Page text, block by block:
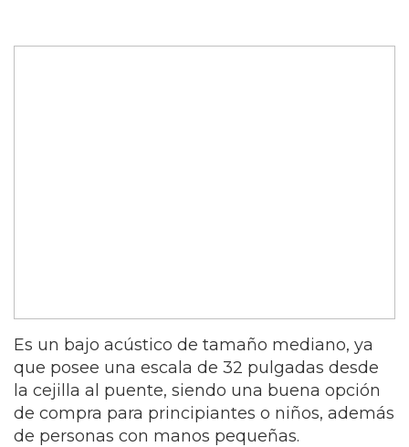
Es un bajo acústico de tamaño mediano, ya
que posee una escala de 32 pulgadas desde
la cejilla al puente, siendo una buena opción
de compra para principiantes o niños, además
de personas con manos pequeñas.